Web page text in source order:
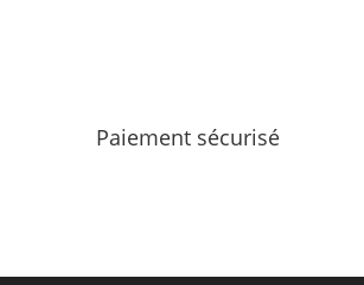
Paiement sécurisé